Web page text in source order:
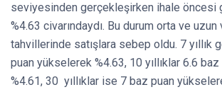
seviyesinden gerçekleşirken ihale
%4.63 civarındaydı. Bu durum orta ve
tahvillerinde satışlara sebep oldu. 7 yıllık
puan yükselerek %4.63, 10 yıllıklar 6.6
%4.61, 30 yıllıklar ise 7 baz puan